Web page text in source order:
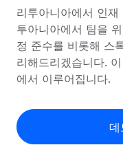
글로벌 급여
규정을 준수하며
기록상 고용주
법인 설립 비용 없
글로벌 서비스 제공
국가별 정보
국가별 글로벌 채용
미국 주별 정보
Remote와 다른
다른 업체들과 비교
리소스
도구 및 계산기
오분류 리스크 평
국가별 총 인건비
요금
한국어
English
리투아니아에서 인
투아니아에서 팀을
정 준수를 비롯해 스
리해드리겠습니다.
에서 이루어집니다.
데